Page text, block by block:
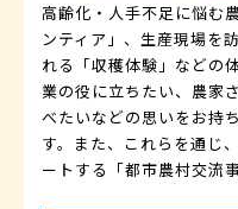
高齢化・人手不足に悩む
ンティア」、生産現場を
れる「収穫体験」などの
業の役に立ちたい、農家
べたいなどの思いをお持
す。また、これらを通じ
ートする「都市農村交流